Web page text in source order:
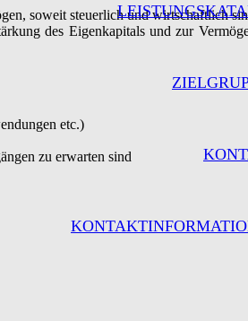
soweit steuerlich und wirtschaftlich
des Eigenkapitals und zur
etc.)
zu erwarten sind